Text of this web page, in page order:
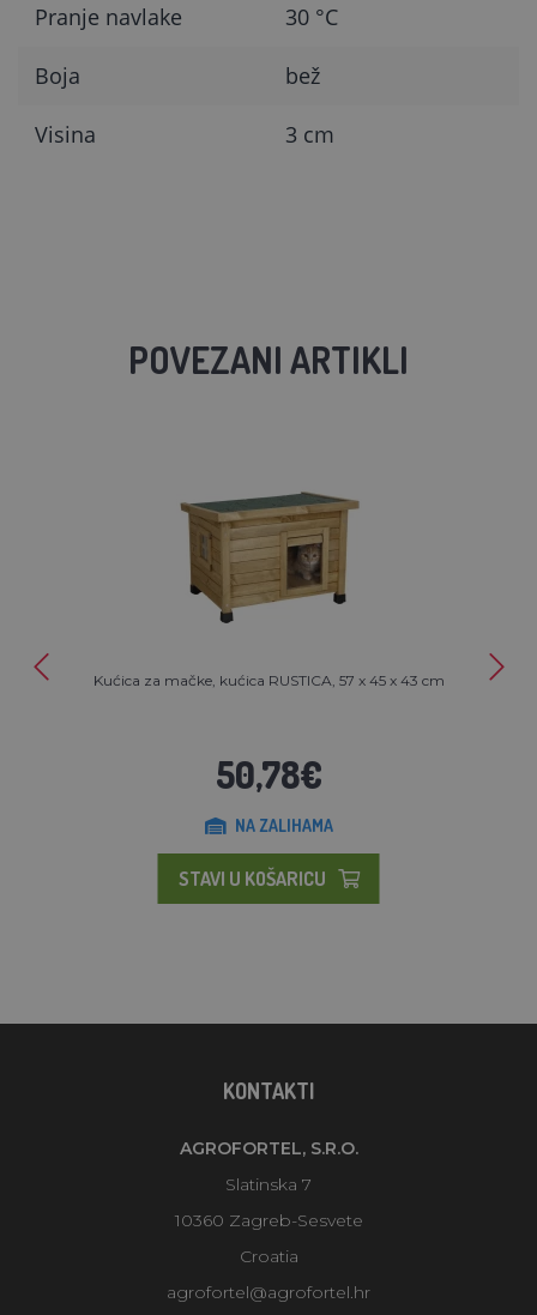
Pranje navlake 30 °C
Boja bež
Visina 3 cm
POVEZANI ARTIKLI
Kućica za mačke, kućica RUSTICA, 57 x 45 x 43 cm
50,78€
NA ZALIHAMA
STAVI U KOŠARICU
KONTAKTI
AGROFORTEL, S.R.O.
Slatinska 7
10360 Zagreb-Sesvete
Croatia
agrofortel@agrofortel.hr